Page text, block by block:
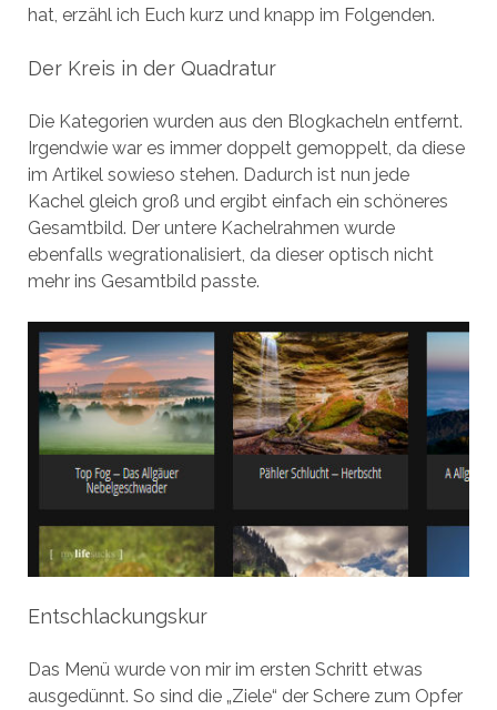
hat, erzähl ich Euch kurz und knapp im Folgenden.
Der Kreis in der Quadratur
Die Kategorien wurden aus den Blogkacheln entfernt.
Irgendwie war es immer doppelt gemoppelt, da diese
im Artikel sowieso stehen. Dadurch ist nun jede
Kachel gleich groß und ergibt einfach ein schöneres
Gesamtbild. Der untere Kachelrahmen wurde
ebenfalls wegrationalisiert, da dieser optisch nicht
mehr ins Gesamtbild passte.
Entschlackungskur
Das Menü wurde von mir im ersten Schritt etwas
ausgedünnt. So sind die „Ziele“ der Schere zum Opfer